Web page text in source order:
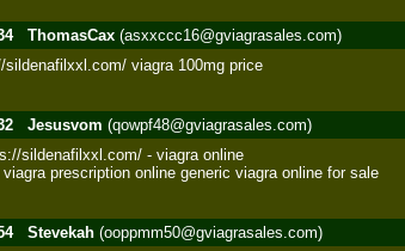
ThomasCax (asxxccc16@gviagrasales.com)
viagra 100mg price
Jesusvom (qowpf48@gviagrasales.com)
sildenafilxxl.com/ - viagra online
prescription online generic viagra online for sale
Stevekah (ooppmm50@gviagrasales.com)